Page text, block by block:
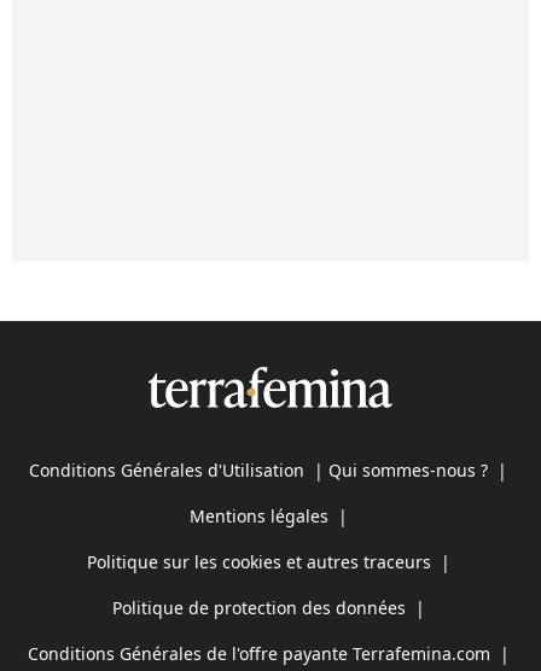
Conditions Générales d'Utilisation | Qui sommes-nous ? |
Mentions légales |
Politique sur les cookies et autres traceurs |
Politique de protection des données |
Conditions Générales de l'offre payante Terrafemina.com |